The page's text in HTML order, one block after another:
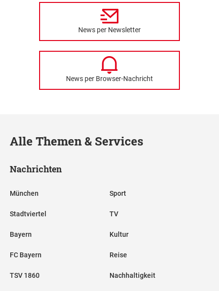
News per Newsletter
News per Browser-Nachricht
Alle Themen & Services
Nachrichten
München
Stadtviertel
Bayern
FC Bayern
TSV 1860
Sport
TV
Kultur
Reise
Nachhaltigkeit